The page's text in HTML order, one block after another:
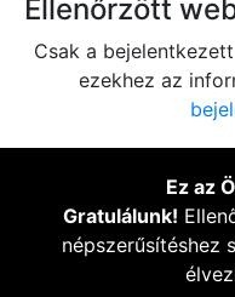
Ellenőrzött
Csak a
ezekhez az
Ez az
Gratulálunk!
népszerűsítéshez